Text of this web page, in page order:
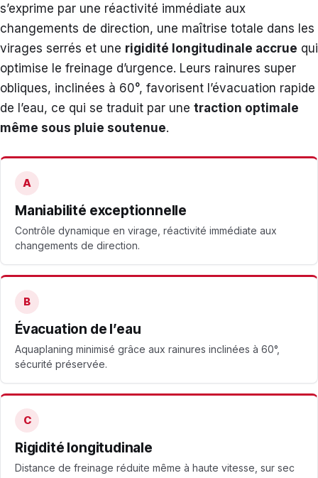
s’exprime par une réactivité immédiate aux
changements de direction, une maîtrise totale dans les
virages serrés et une rigidité longitudinale accrue qui
optimise le freinage d’urgence. Leurs rainures super
obliques, inclinées à 60°, favorisent l’évacuation rapide
de l’eau, ce qui se traduit par une traction optimale
même sous pluie soutenue.
A
Maniabilité exceptionnelle
Contrôle dynamique en virage, réactivité immédiate aux
changements de direction.
B
Évacuation de l’eau
Aquaplaning minimisé grâce aux rainures inclinées à 60°,
sécurité préservée.
C
Rigidité longitudinale
Distance de freinage réduite même à haute vitesse, sur sec